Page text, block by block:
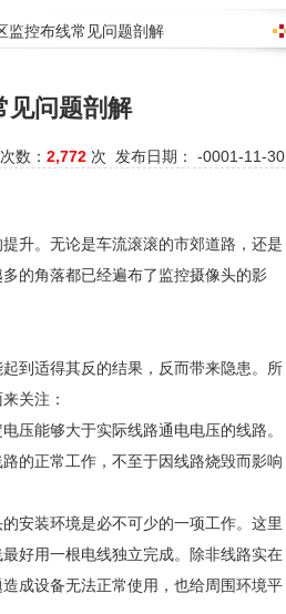
监控布线常见问题剖解
见问题剖解
数： 2,772 次 发布日期： -0001-11-30
升。无论是车流滚滚的市郊道路，还是
的角落都已经遍布了监控摄像头的影
到适得其反的结果，反而带来隐患。所
关注：
压能够大于实际线路通电电压的线路。
的正常工作，不至于因线路烧毁而影响
安装环境是必不可少的一项工作。这里
好用一根电线独立完成。除非线路实在
成设备无法正常使用，也给周围环境平